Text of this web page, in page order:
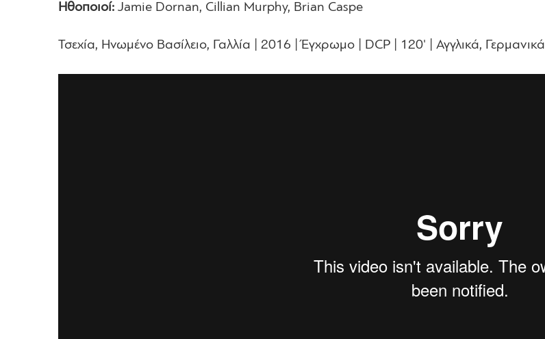
Ηθοποιοί: Jamie Dornan, Cillian Murphy, Brian Caspe
Τσεχία, Ηνωμένο Βασίλειο, Γαλλία | 2016 | Έγχρωμο | DCP | 120' | Αγγλικά, Γερμανικά